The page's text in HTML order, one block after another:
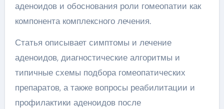
аденоидов и обоснования роли гомеопатии как
компонента комплексного лечения.
Статья описывает симптомы и лечение
аденоидов, диагностические алгоритмы и
типичные схемы подбора гомеопатических
препаратов, а также вопросы реабилитации и
профилактики аденоидов после